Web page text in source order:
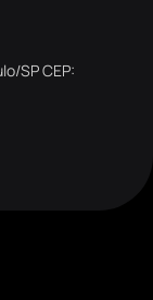
SP CEP: